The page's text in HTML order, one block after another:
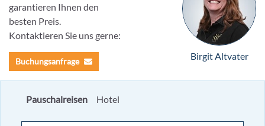
garantieren Ihnen den
besten Preis.
Kontaktieren Sie uns gerne:
Buchungsanfrage Birgit Altvater
Pauschalreisen Hotel